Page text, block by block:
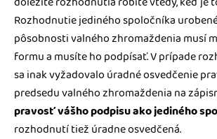
Rozhodnutie jediného spoločníka
pôsobnosti valného zhromaždenia musí
formu a musíte ho podpísať. V prípade
sa inak vyžadovalo úradné osvedčenie
predsedu valného zhromaždenia na
pravosť vášho podpisu ako jediného
rozhodnutí tiež úradne osvedčená.